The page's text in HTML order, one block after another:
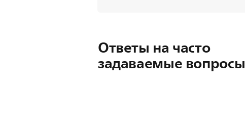
Ответы на часто
задаваемые вопросы